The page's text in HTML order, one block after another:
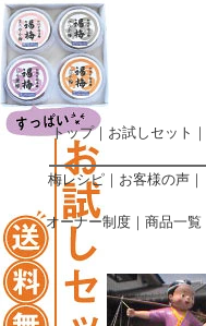
トップ｜ お試しセット ｜
梅レシピ ｜ お客様の声 ｜
オーナー制度｜ 商品一覧